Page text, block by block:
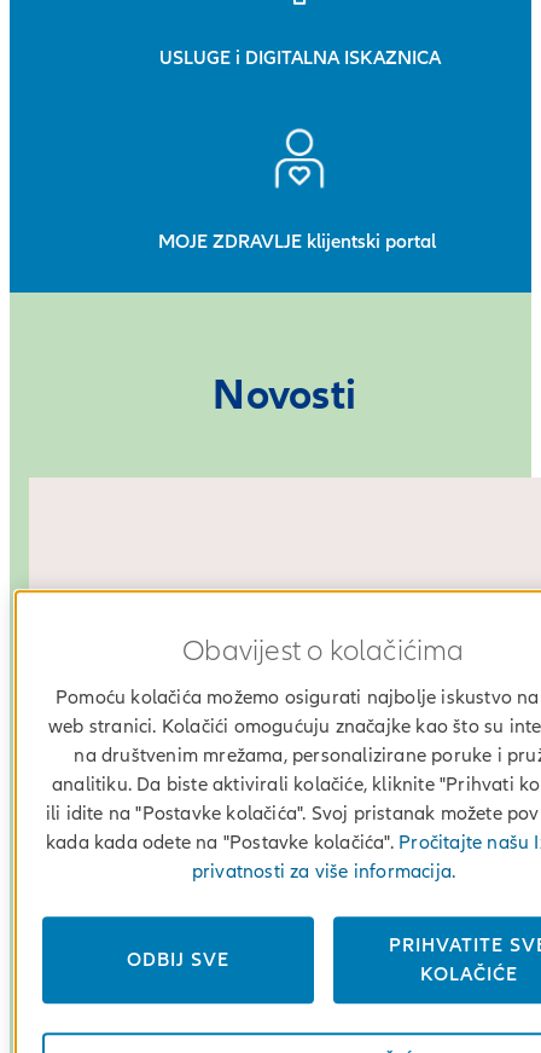
USLUGE i DIGITALNA ISKAZNICA
MOJE ZDRAVLJE klijentski portal
Novosti
Digitalna iskaznica
Preuzmi putem weba svoju digitalnu iskaznicu za
Obavijest o kolačićima
Pomoću kolačića možemo osigurati najbolje iskustvo
web stranici. Kolačići omogućuju značajke kao što su
na društvenim mrežama, personalizirane poruke i
analitiku. Da biste aktivirali kolačiće, kliknite "Prihvati
ili idite na "Postavke kolačića". Svoj pristanak možete
kada kada odete na "Postavke kolačića".Pročitajte našu
privatnosti za više informacija.
ODBIJ SVE
PRIHVATITE
KOLAČIĆE